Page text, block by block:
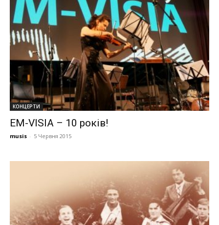
КОНЦЕРТИ
EM-VISIA – 10 років!
musis - 5 Червня 2015